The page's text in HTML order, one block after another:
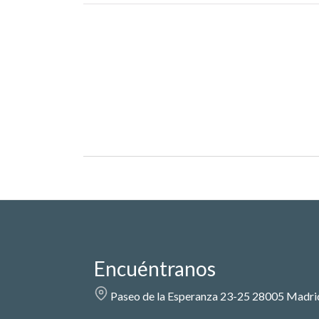
Encuéntranos
Paseo de la Esperanza 23-25 28005